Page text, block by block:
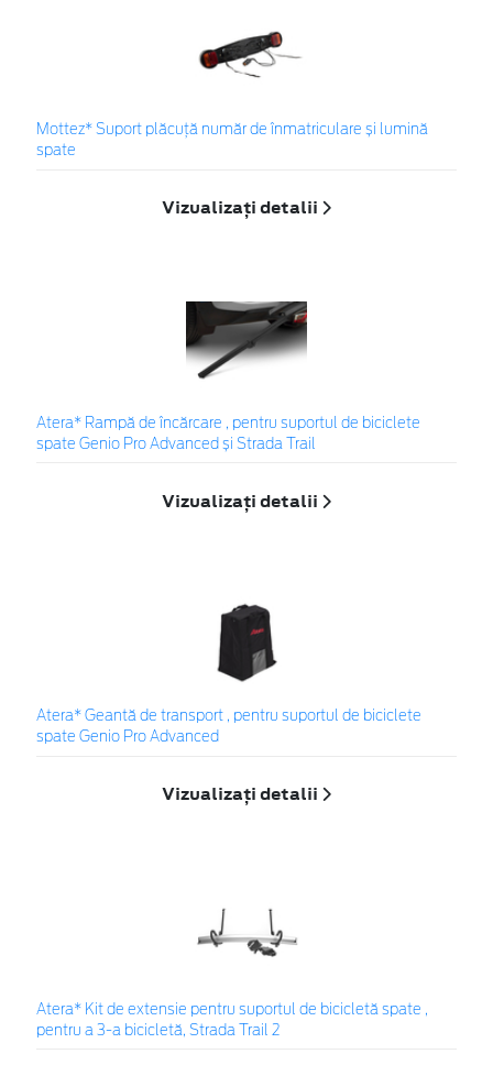
Mottez* Suport plăcuță număr de înmatriculare și lumină
spate
Vizualizați detalii
Atera* Rampă de încărcare , pentru suportul de biciclete
spate Genio Pro Advanced și Strada Trail
Vizualizați detalii
Atera* Geantă de transport , pentru suportul de biciclete
spate Genio Pro Advanced
Vizualizați detalii
Atera* Kit de extensie pentru suportul de bicicletă spate ,
pentru a 3-a bicicletă, Strada Trail 2